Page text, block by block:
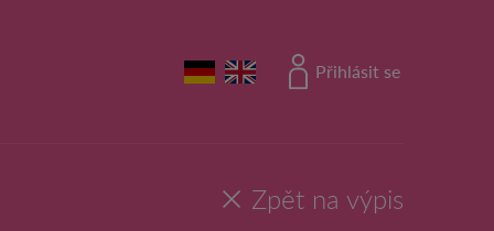
Přihlásit se
Zpět na výpis